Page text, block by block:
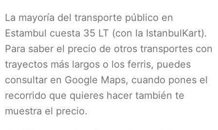
La mayoría del transporte público en
Estambul cuesta 35 LT (con la IstanbulKart).
Para saber el precio de otros transportes con
trayectos más largos o los ferris, puedes
consultar en Google Maps, cuando pones el
recorrido que quieres hacer también te
muestra el precio.